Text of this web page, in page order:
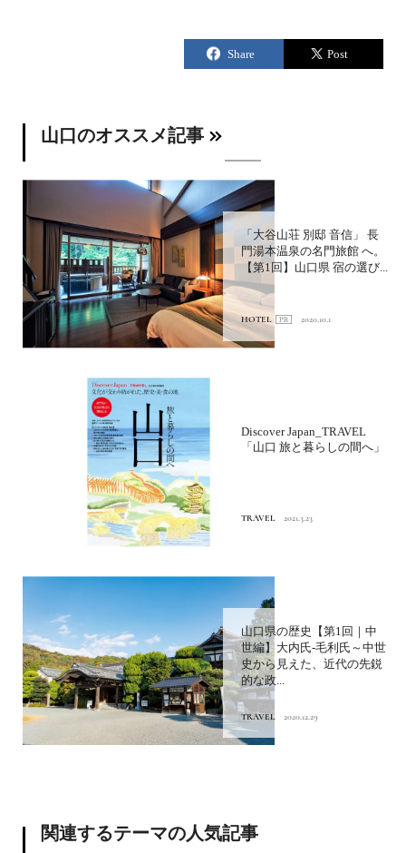
山口のオススメ記事
「大谷山荘 別邸 音信」 長
門湯本温泉の名門旅館 へ。
【第1回】山口県 宿の選び...
HOTEL 2020.10.1
Discover Japan_TRAVEL
「山口 旅と暮らしの間へ」
TRAVEL 2021.3.23
山口県の歴史【第1回｜中
世編】大内氏-毛利氏～中世
史から見えた、近代の先鋭
的な政...
TRAVEL 2020.12.29
関連するテーマの人気記事